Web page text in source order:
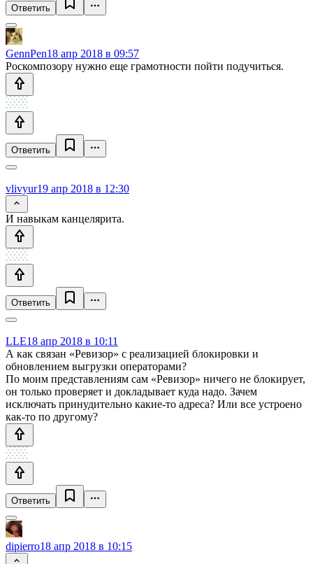
Ответить
GennPen18 апр 2018 в 09:57
Роскомпозору нужно еще грамотности пойти подучиться.
Ответить
vlivyur19 апр 2018 в 12:30
И навыкам канцелярита.
Ответить
LLE18 апр 2018 в 10:11
А как связан «Ревизор» с реализацией блокировки и
обновлением выгрузки операторами?
По моим представлениям сам «Ревизор» ничего не блокирует,
он только проверяет и докладывает куда надо. Зачем
исключать принудительно какие-то адреса? Или все устроено
как-то по другому?
Ответить
dipierro18 апр 2018 в 10:15